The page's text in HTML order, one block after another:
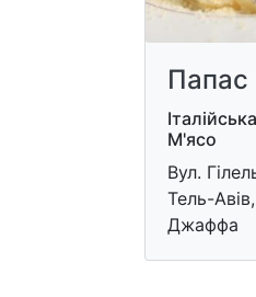
Папас
М'ясо
Вул.
Тель-
Джаффа